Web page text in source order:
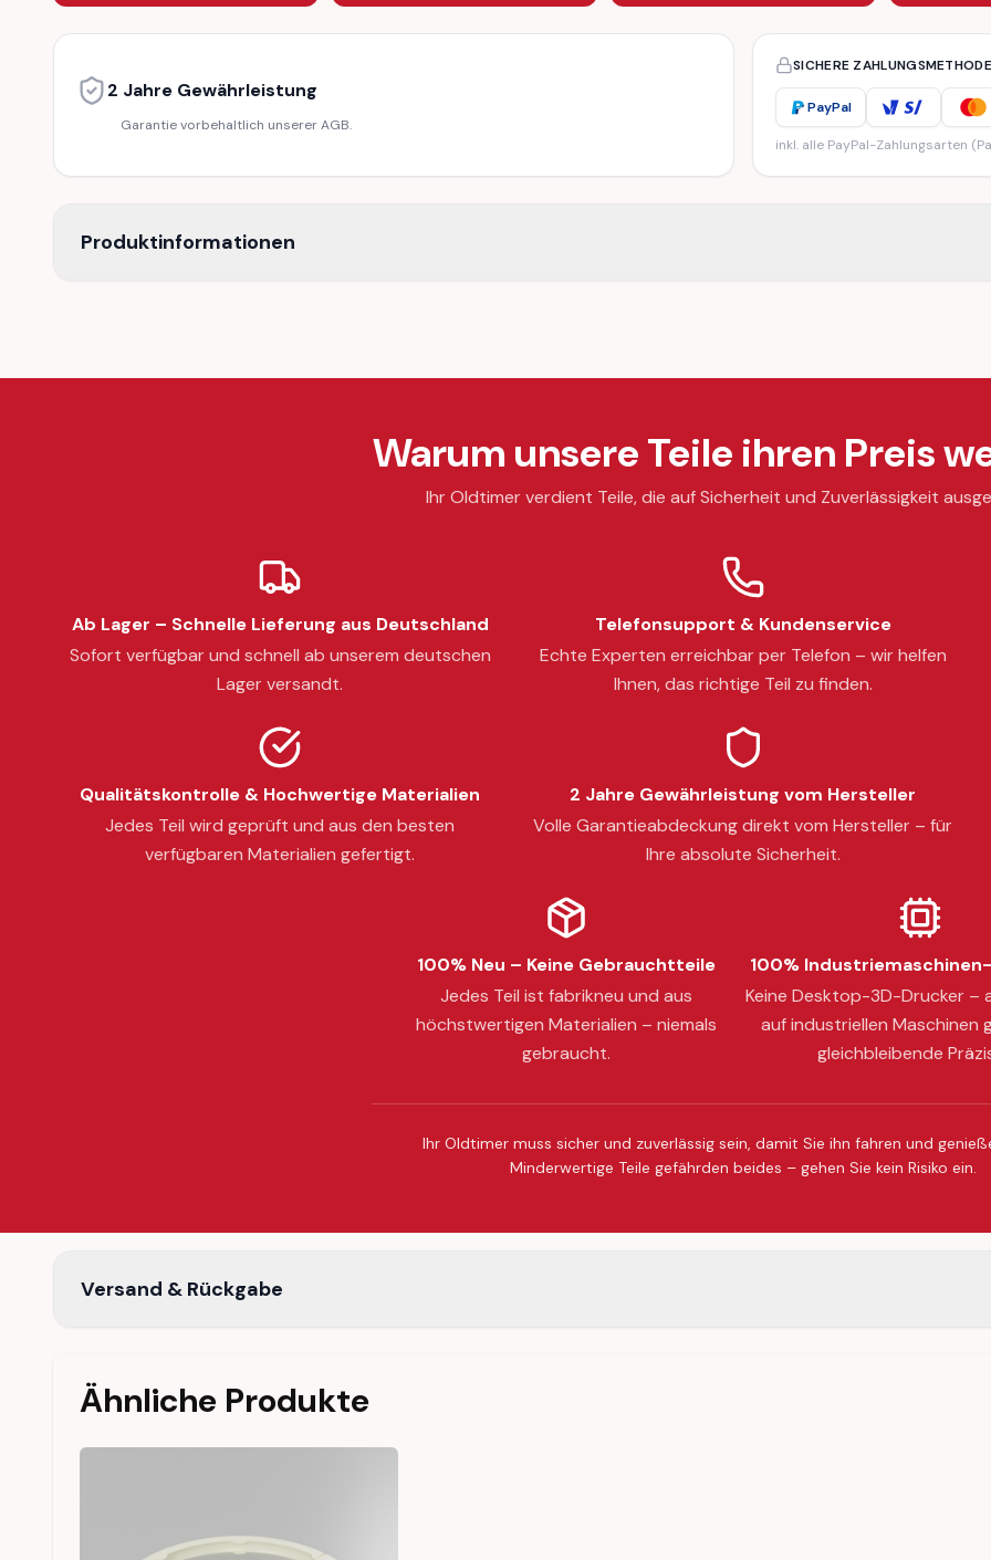
2 Jahre Gewährleistung
Garantie vorbehaltlich unserer AGB.
SICHERE
PayPal
inkl. alle PayPal-Zahlungsarten
Produktinformationen
Warum unsere Teile ihren Preis
Ihr Oldtimer verdient Teile, die auf Sicherheit und Zuverlässigkeit
Ab Lager – Schnelle Lieferung aus Deutschland
Sofort verfügbar und schnell ab unserem deutschen
Lager versandt.
Telefonsupport & Kundenservice
Echte Experten erreichbar per Telefon – wir helfen
Ihnen, das richtige Teil zu finden.
Qualitätskontrolle & Hochwertige Materialien
Jedes Teil wird geprüft und aus den besten
verfügbaren Materialien gefertigt.
2 Jahre Gewährleistung vom Hersteller
Volle Garantieabdeckung direkt vom Hersteller – für
Ihre absolute Sicherheit.
100% Neu – Keine Gebrauchtteile
Jedes Teil ist fabrikneu und aus
höchstwertigen Materialien – niemals
gebraucht.
100%
Keine Desktop-3D-Drucker –
auf industriellen Maschinen
gleichbleibende
Ihr Oldtimer muss sicher und zuverlässig sein, damit Sie ihn fahren und
Minderwertige Teile gefährden beides – gehen Sie kein Risiko ein.
Versand & Rückgabe
Ähnliche Produkte